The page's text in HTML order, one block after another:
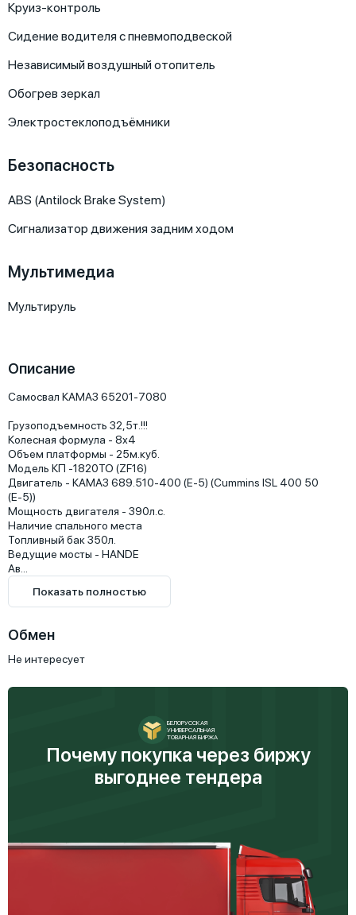
Круиз-контроль
Сидение водителя с пневмоподвеской
Независимый воздушный отопитель
Обогрев зеркал
Электростеклоподъёмники
Безопасность
ABS (Antilock Brake System)
Сигнализатор движения задним ходом
Мультимедиа
Мультируль
Описание
Самосвал КАМАЗ 65201-7080
Грузоподъемность 32,5т.!!!
Колесная формула - 8х4
Объем платформы - 25м.куб.
Модель КП -1820ТО (ZF16)
Двигатель - КАМАЗ 689.510-400 (Е-5) (Cummins ISL 400 50
(Е-5))
Мощность двигателя - 390л.с.
Наличие спального места
Топливный бак 350л.
Ведущие мосты - HANDE
Ав...
Показать полностью
Обмен
Не интересует
БЕЛОРУССКАЯ
УНИВЕРСАЛЬНАЯ
ТОВАРНАЯ БИРЖА
Почему покупка через биржу
выгоднее тендера